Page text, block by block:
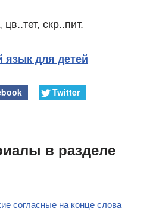
скр..пит.
язык для детей
Twitter
в разделе
согласные на конце слова